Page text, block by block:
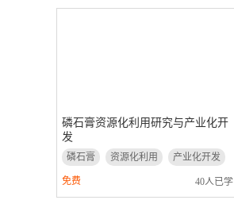
磷石膏资源化利用研究与产业化开
发
磷石膏 资源化利用 产业化开发
免费 40人已学